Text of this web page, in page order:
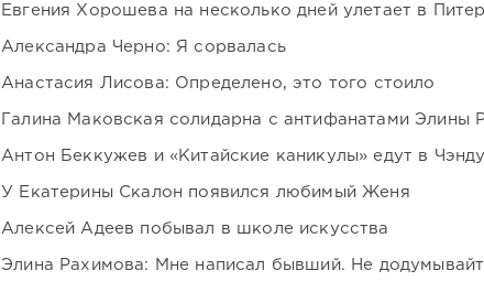
Евгения Хорошева на несколько дней улетает в Питер
Александра Черно: Я сорвалась
Анастасия Лисова: Определено, это того стоило
Галина Маковская солидарна с антифанатами Элины
Антон Беккужев и «Китайские каникулы» едут в Чэнду
У Екатерины Скалон появился любимый Женя
Алексей Адеев побывал в школе искусства
Элина Рахимова: Мне написал бывший. Не